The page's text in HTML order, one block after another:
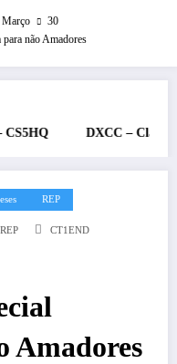
Março
30
não Amadores
DXCC – Classificação
REP
REP CT1END
Amadores